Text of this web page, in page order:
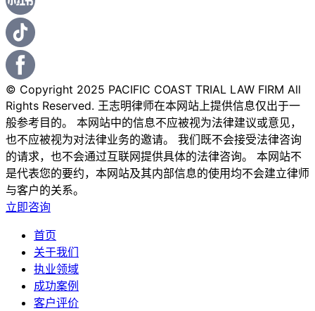
© Copyright 2025 PACIFIC COAST TRIAL LAW FIRM All
Rights Reserved. 王志明律师在本网站上提供信息仅出于一
般参考目的。 本网站中的信息不应被视为法律建议或意见，
也不应被视为对法律业务的邀请。 我们既不会接受法律咨询
的请求，也不会通过互联网提供具体的法律咨询。 本网站不
是代表您的要约，本网站及其内部信息的使用均不会建立律师
与客户的关系。
立即咨询
首页
关于我们
执业领域
成功案例
客户评价